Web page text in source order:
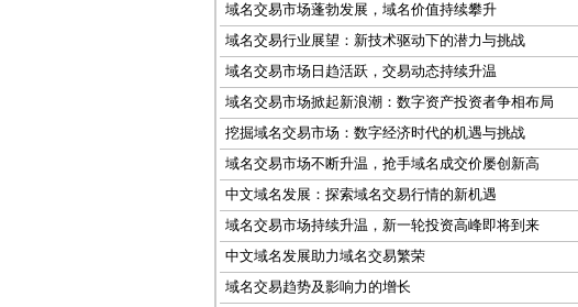
域名交易市场蓬勃发展，域名价值持续攀升
域名交易行业展望：新技术驱动下的潜力与挑战
域名交易市场日趋活跃，交易动态持续升温
域名交易市场掀起新浪潮：数字资产投资者争相布局
挖掘域名交易市场：数字经济时代的机遇与挑战
域名交易市场不断升温，抢手域名成交价屡创新高
中文域名发展：探索域名交易行情的新机遇
域名交易市场持续升温，新一轮投资高峰即将到来
中文域名发展助力域名交易繁荣
域名交易趋势及影响力的增长